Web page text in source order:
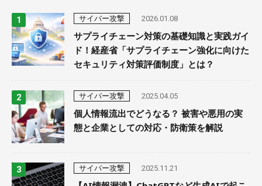
サイバー攻撃 2026.01.08
サプライチェーン対策の基礎知識と実践ガイ
ド！経産省「サプライチェーン強化に向けた
セキュリティ対策評価制度」とは？
サイバー攻撃 2025.04.05
個人情報流出でどうなる？ 被害や悪用の実
態と企業としての対応・防衛策を解説
サイバー攻撃 2025.11.21